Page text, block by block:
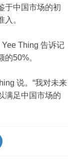
于中国市场的初
。
Thing 告诉记
50%。
说。“我对未来
满足中国市场的